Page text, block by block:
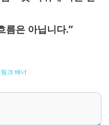
름은 아닙니다.”